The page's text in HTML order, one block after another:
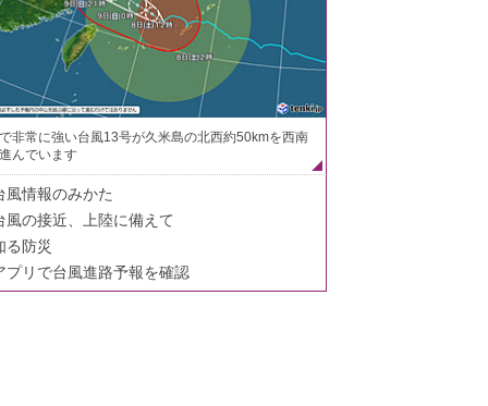
非常に強い台風13号が久米島の北西約50kmを西南
んでいます
風情報のみかた
風の接近、上陸に備えて
る防災
プリで台風進路予報を確認